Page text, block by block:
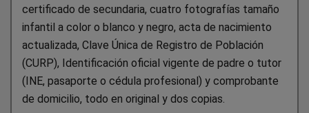
certificado de secundaria, cuatro fotografías tamaño
infantil a color o blanco y negro, acta de nacimiento
actualizada, Clave Única de Registro de Población
(CURP), Identificación oficial vigente de padre o tutor
(INE, pasaporte o cédula profesional) y comprobante
de domicilio, todo en original y dos copias.